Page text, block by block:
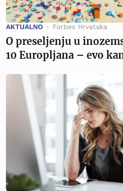
AKTUALNO Forbes Hrvatska
O preseljenju u
10 Europljana – evo